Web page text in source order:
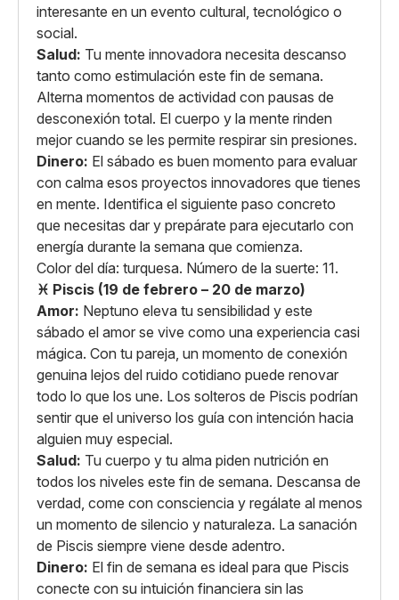
interesante en un evento cultural, tecnológico o
social.
Salud: Tu mente innovadora necesita descanso
tanto como estimulación este fin de semana.
Alterna momentos de actividad con pausas de
desconexión total. El cuerpo y la mente rinden
mejor cuando se les permite respirar sin presiones.
Dinero: El sábado es buen momento para evaluar
con calma esos proyectos innovadores que tienes
en mente. Identifica el siguiente paso concreto
que necesitas dar y prepárate para ejecutarlo con
energía durante la semana que comienza.
Color del día: turquesa. Número de la suerte: 11.
♓ Piscis (19 de febrero – 20 de marzo)
Amor: Neptuno eleva tu sensibilidad y este
sábado el amor se vive como una experiencia casi
mágica. Con tu pareja, un momento de conexión
genuina lejos del ruido cotidiano puede renovar
todo lo que los une. Los solteros de Piscis podrían
sentir que el universo los guía con intención hacia
alguien muy especial.
Salud: Tu cuerpo y tu alma piden nutrición en
todos los niveles este fin de semana. Descansa de
verdad, come con consciencia y regálate al menos
un momento de silencio y naturaleza. La sanación
de Piscis siempre viene desde adentro.
Dinero: El fin de semana es ideal para que Piscis
conecte con su intuición financiera sin las